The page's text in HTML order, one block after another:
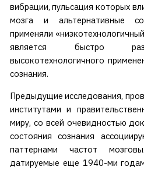
вибрации, пульсация которых
мозга и альтернативные
применяли
является быстро
высокотехнологичного
сознания.
Предыдущие исследования,
институтами и
миру, со всей очевидностью
состояния сознания
паттернами частот
датируемые еще 1940-ми